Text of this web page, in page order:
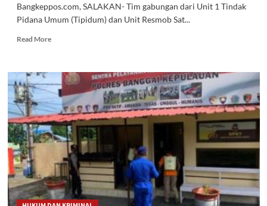
Bangkeppos.com, SALAKAN- Tim gabungan dari Unit 1 Tindak
Pidana Umum (Tipidum) dan Unit Resmob Sat...
Read MoreRead
Satreskrim
Polres
Bangkep
Ringkus
Pelaku
Penikaman
di
Tatakalay